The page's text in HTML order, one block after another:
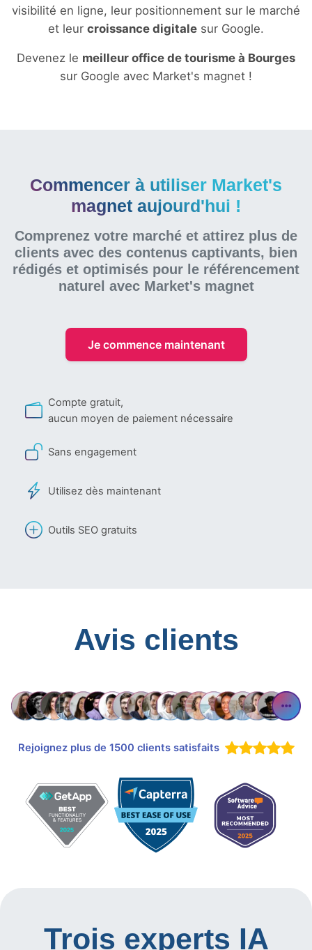
visibilité en ligne, leur positionnement sur le marché
et leur croissance digitale sur Google.
Devenez le meilleur office de tourisme à Bourges
sur Google avec Market's magnet !
Commencer à utiliser Market's
magnet aujourd'hui !
Comprenez votre marché et attirez plus de
clients avec des contenus captivants, bien
rédigés et optimisés pour le référencement
naturel avec Market's magnet
Je commence maintenant
Compte gratuit,
aucun moyen de paiement nécessaire
Sans engagement
Utilisez dès maintenant
Outils SEO gratuits
Avis clients
Rejoignez plus de 1500 clients satisfaits
Trois experts IA